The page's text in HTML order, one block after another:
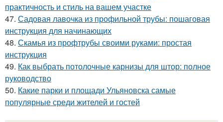
практичность и стиль на вашем участке
47. Садовая лавочка из профильной трубы: пошаговая
инструкция для начинающих
48. Скамья из профтрубы своими руками: простая
инструкция
49. Как выбрать потолочные карнизы для штор: полное
руководство
50. Какие парки и площади Ульяновска самые
популярные среди жителей и гостей